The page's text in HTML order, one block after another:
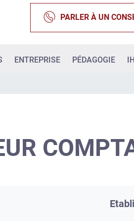
PARLER À UN
ENTREPRISE PÉDAGOGIE